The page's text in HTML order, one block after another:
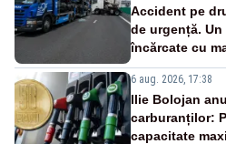
Accident pe
de urgență.
încărcate cu
6 aug. 2026, 17:38
Ilie Bolojan
carburanților:
capacitate